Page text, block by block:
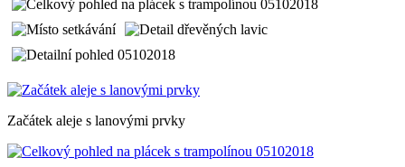
Začátek aleje s lanovými prvky